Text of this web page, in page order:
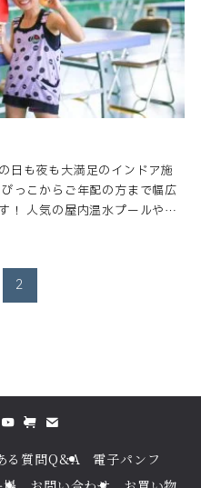
日も夜も大満足のインドア施
っこからご年配の方まで幅広
！ 人気の屋内温水プールやゲ
2
る質問Q&A
電子パンフ